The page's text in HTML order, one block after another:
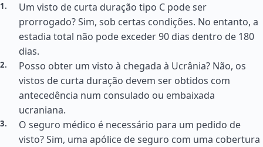
Um visto de curta duração tipo C pode ser
prorrogado? Sim, sob certas condições. No entanto, a
estadia total não pode exceder 90 dias dentro de 180
dias.
Posso obter um visto à chegada à Ucrânia? Não, os
vistos de curta duração devem ser obtidos com
antecedência num consulado ou embaixada
ucraniana.
O seguro médico é necessário para um pedido de
visto? Sim, uma apólice de seguro com uma cobertura